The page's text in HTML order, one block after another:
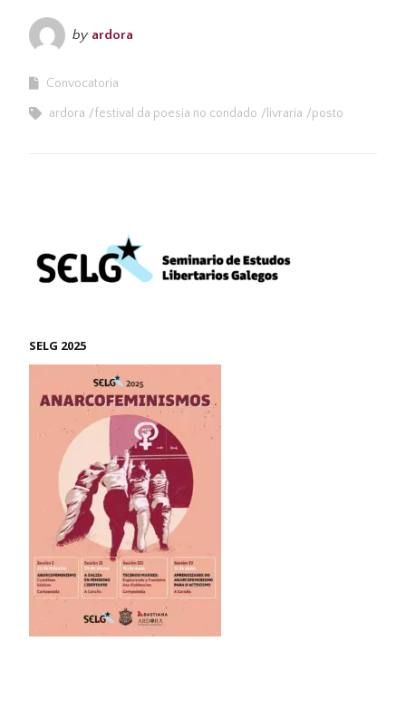
by ardora
Convocatoria
ardora festival da poesia no condado livraria posto
SELG 2025